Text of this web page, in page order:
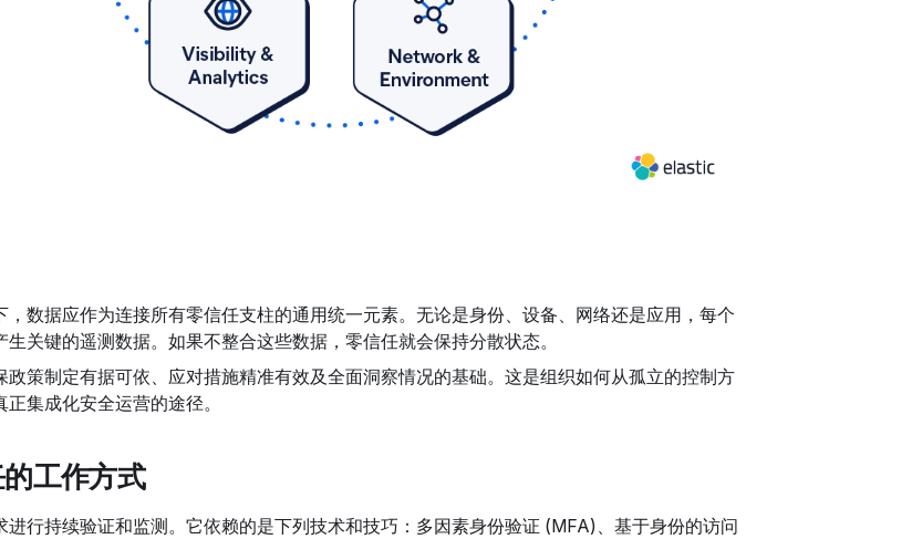
，数据应作为连接所有零信任支柱的通用统一元素。无论是身份、设备、网络还是应用，每个
生关键的遥测数据。如果不整合这些数据，零信任就会保持分散状态。
政策制定有据可依、应对措施精准有效及全面洞察情况的基础。这是组织如何从孤立的控制方
正集成化安全运营的途径。
工作方式
进行持续验证和监测。它依赖的是下列技术和技巧：多因素身份验证 (MFA)、基于身份的访问